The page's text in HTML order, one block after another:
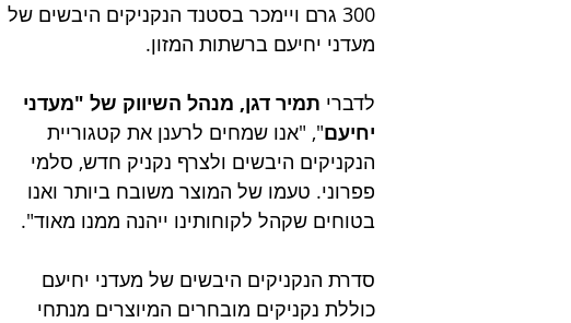
300 גרם ויימכר בסטנד הנקניקים היבשים של
מעדני יחיעם ברשתות המזון.
לדברי תמיר דגן, מנהל השיווק של "מעדני
יחיעם", "אנו שמחים לרענן את קטגוריית
הנקניקים היבשים ולצרף נקניק חדש, סלמי
פפרוני. טעמו של המוצר משובח ביותר ואנו
בטוחים שקהל לקוחותינו ייהנה ממנו מאוד".
סדרת הנקניקים היבשים של מעדני יחיעם
כוללת נקניקים מובחרים המיוצרים מנתחי